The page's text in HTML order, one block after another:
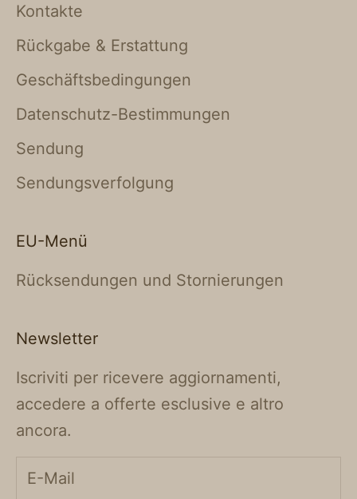
Kontakte
Rückgabe & Erstattung
Geschäftsbedingungen
Datenschutz-Bestimmungen
Sendung
Sendungsverfolgung
EU-Menü
Rücksendungen und Stornierungen
Newsletter
Iscriviti per ricevere aggiornamenti,
accedere a offerte esclusive e altro
ancora.